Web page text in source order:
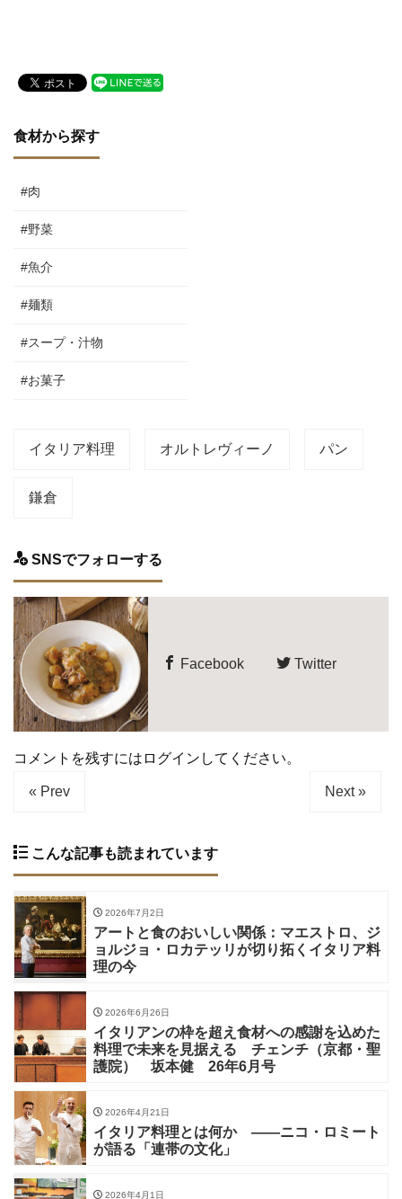
食材から探す
#肉
#野菜
#魚介
#麺類
#スープ・汁物
#お菓子
イタリア料理 オルトレヴィーノ パン
鎌倉
SNSでフォローする
Facebook Twitter
コメントを残すにはログインしてください。
« Prev Next »
こんな記事も読まれています
2026年7月2日
アートと食のおいしい関係：マエストロ、ジ
ョルジョ・ロカテッリが切り拓くイタリア料
理の今
2026年6月26日
イタリアンの枠を超え食材への感謝を込めた
料理で未来を見据える チェンチ（京都・聖
護院） 坂本健 26年6月号
2026年4月21日
イタリア料理とは何か ——ニコ・ロミート
が語る「連帯の文化」
2026年4月1日